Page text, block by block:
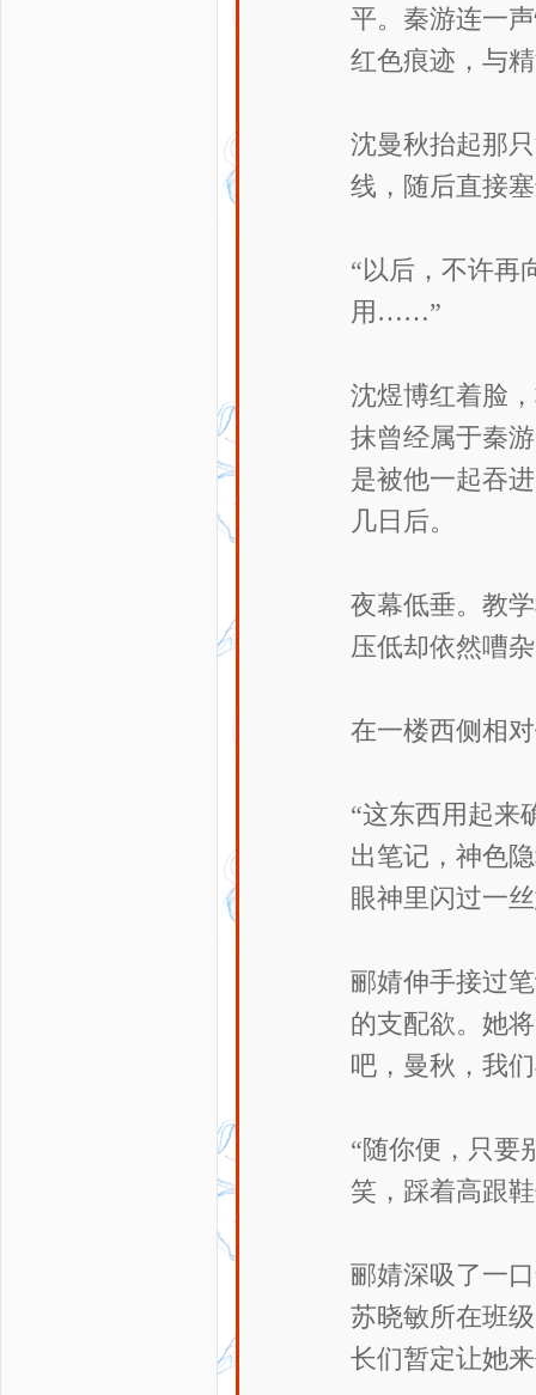
平。秦游连一
红色痕迹，与
沈曼秋抬起那
线，随后直接
“以后，不许
用……”
沈煜博红着脸
抹曾经属于秦
是被他一起吞
几日后。
夜幕低垂。教
压低却依然嘈
在一楼西侧相
“这东西用起来
出笔记，神色
眼神里闪过一
郦婧伸手接过
的支配欲。她
吧，曼秋，我
“随你便，只要
笑，踩着高跟
郦婧深吸了一
苏晓敏所在班
长们暂定让她